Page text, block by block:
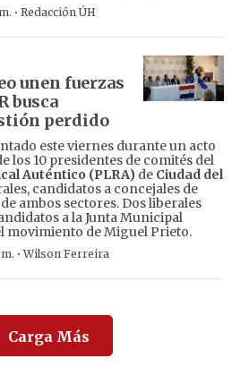
· Redacción ÚH
unen fuerzas
busca
perdido
este viernes durante un acto
los 10 presidentes de comités del
Auténtico (PLRA) de Ciudad del
candidatos a concejales de
ambos sectores. Dos liberales
a la Junta Municipal
movimiento de Miguel Prieto.
·Wilson Ferreira
Carga Más